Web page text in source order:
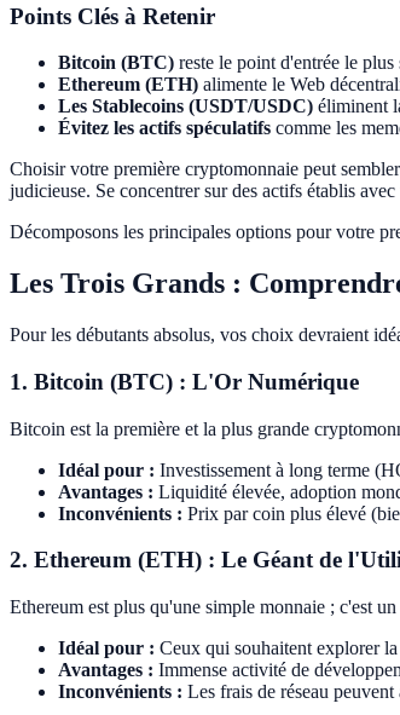
Points Clés à Retenir
Bitcoin (BTC) reste le point d'entrée le
Ethereum (ETH) alimente le Web
Les Stablecoins (USDT/USDC) éliminent
Évitez les actifs spéculatifs comme les
Choisir votre première cryptomonnaie peut
judicieuse. Se concentrer sur des actifs établis
Décomposons les principales options pour votre
Les Trois Grands :
Pour les débutants absolus, vos choix devraient
1. Bitcoin (BTC) : L'Or Numérique
Bitcoin est la première et la plus grande
Idéal pour : Investissement à long terme
Avantages : Liquidité élevée, adoption
Inconvénients : Prix par coin plus élevé
2. Ethereum (ETH) : Le Géant de
Ethereum est plus qu'une simple monnaie ; c'est
Idéal pour : Ceux qui souhaitent explorer
Avantages : Immense activité de
Inconvénients : Les frais de réseau